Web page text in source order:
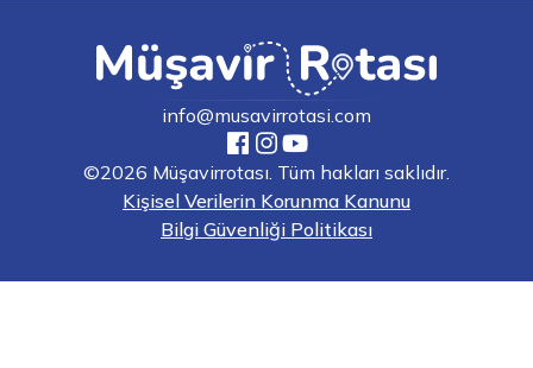
info@musavirrotasi.com
©2026 Müşavirrotası. Tüm hakları saklıdır.
Kişisel Verilerin Korunma Kanunu
Bilgi Güvenliği Politikası